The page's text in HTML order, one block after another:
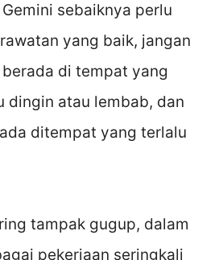
sebaiknya perlu
yang baik, jangan
di tempat yang
dingin atau lembab, dan
ditempat yang terlalu
tampak gugup, dalam
pekerjaan seringkali